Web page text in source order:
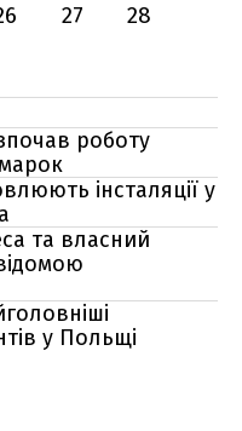
27
28
роботу
інсталяції у
та власний
у Польщі